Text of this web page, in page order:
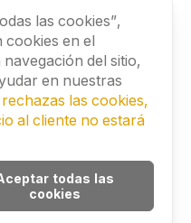
LTD. All rights
London, United
las cookies”,
cookies en el
del sitio,
en nuestras
rechazas las cookies,
al cliente no estará
todas las
cookies